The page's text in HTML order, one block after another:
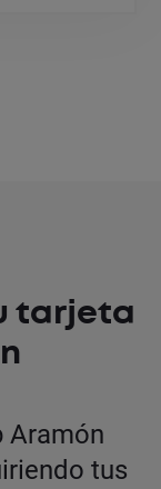
tarjeta
Aramón
tus